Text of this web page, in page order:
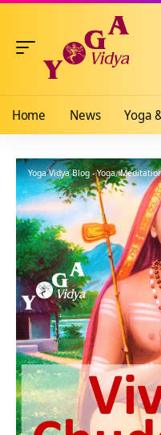
Home News Yoga
Yoga Vidya Blog - Yoga,